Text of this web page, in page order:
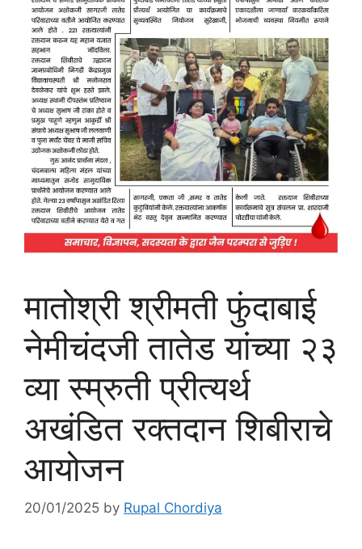
मातोश्री श्रीमती फुंदाबाई
नेमीचंदजी तातेड यांच्या २३
व्या स्म्रुती प्रीत्यर्थ
अखंडित रक्तदान शिबीराचे
आयोजन
20/01/2025 by Rupal Chordiya